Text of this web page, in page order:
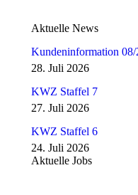
Aktuelle News
Kundeninformation 08/
28. Juli 2026
KWZ Staffel 7
27. Juli 2026
KWZ Staffel 6
24. Juli 2026
Aktuelle Jobs